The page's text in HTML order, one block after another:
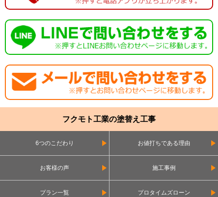
フクモト工業の塗替え工事
6つのこだわり お値打ちである理由
お客様の声 施工事例
プラン一覧 プロタイムズローン